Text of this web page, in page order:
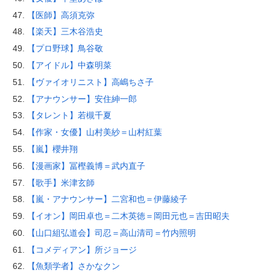
【医師】高須克弥
【楽天】三木谷浩史
【プロ野球】鳥谷敬
【アイドル】中森明菜
【ヴァイオリニスト】高嶋ちさ子
【アナウンサー】安住紳一郎
【タレント】若槻千夏
【作家・女優】山村美紗＝山村紅葉
【嵐】櫻井翔
【漫画家】冨樫義博＝武内直子
【歌手】米津玄師
【嵐・アナウンサー】二宮和也＝伊藤綾子
【イオン】岡田卓也＝二木英徳＝岡田元也＝吉田昭夫
【山口組弘道会】司忍＝高山清司＝竹内照明
【コメディアン】所ジョージ
【魚類学者】さかなクン